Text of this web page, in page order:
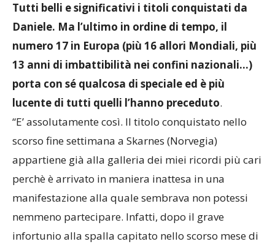
Tutti belli e significativi i titoli conquistati da
Daniele. Ma l’ultimo in ordine di tempo, il
numero 17 in Europa (più 16 allori Mondiali, più
13 anni di imbattibilità nei confini nazionali…)
porta con sé qualcosa di speciale ed è più
lucente di tutti quelli l’hanno preceduto.
“E’ assolutamente così. Il titolo conquistato nello
scorso fine settimana a Skarnes (Norvegia)
appartiene già alla galleria dei miei ricordi più cari
perchè è arrivato in maniera inattesa in una
manifestazione alla quale sembrava non potessi
nemmeno partecipare. Infatti, dopo il grave
infortunio alla spalla capitato nello scorso mese di